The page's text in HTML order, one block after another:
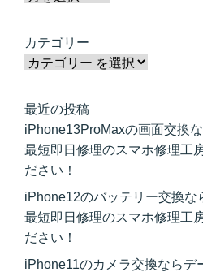
カテゴリー
最近の投稿
iPhone13ProMaxの画面交換
最短即日修理のスマホ修理工
ださい！
iPhone12のバッテリー交換な
最短即日修理のスマホ修理工
ださい！
iPhone11のカメラ交換ならデ